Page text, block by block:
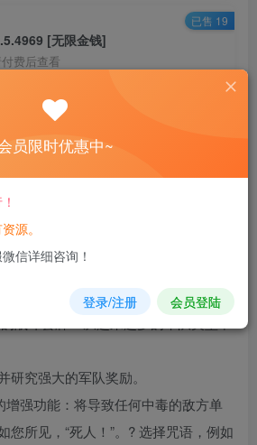
[无限金钱]
费后查看
6.6
未登录！建议登陆后购买，可保存购买订单
已售 19
研究强大的军队奖励。
增强功能：将导致任何中毒的敌方单
您所见，“死人！”。? 选择咒语，例如
员限时优惠中~
源。
信详细咨询！
登录/注册 会员登陆